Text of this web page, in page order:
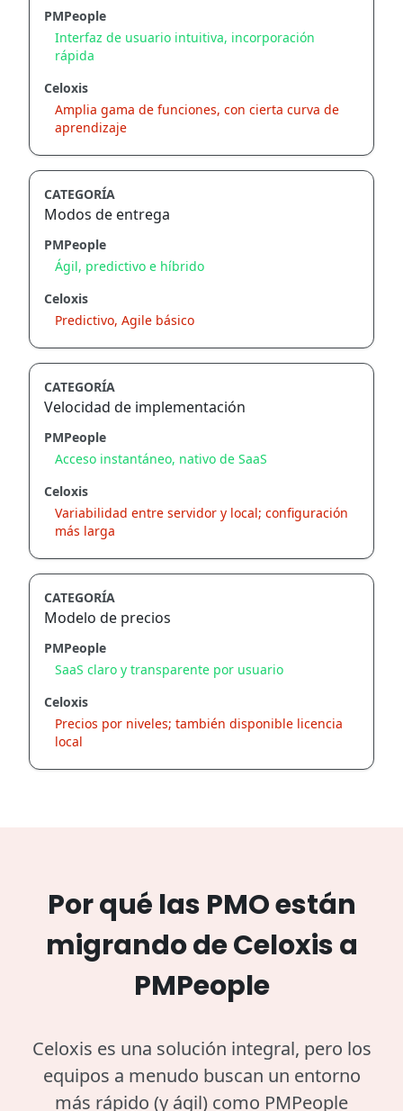
PMPeople
Interfaz de usuario intuitiva, incorporación
rápida
Celoxis
Amplia gama de funciones, con cierta curva de
aprendizaje
CATEGORÍA
Modos de entrega
PMPeople
Ágil, predictivo e híbrido
Celoxis
Predictivo, Agile básico
CATEGORÍA
Velocidad de implementación
PMPeople
Acceso instantáneo, nativo de SaaS
Celoxis
Variabilidad entre servidor y local; configuración
más larga
CATEGORÍA
Modelo de precios
PMPeople
SaaS claro y transparente por usuario
Celoxis
Precios por niveles; también disponible licencia
local
Por qué las PMO están
migrando de Celoxis a
PMPeople
Celoxis es una solución integral, pero los
equipos a menudo buscan un entorno
más rápido (y ágil) como PMPeople